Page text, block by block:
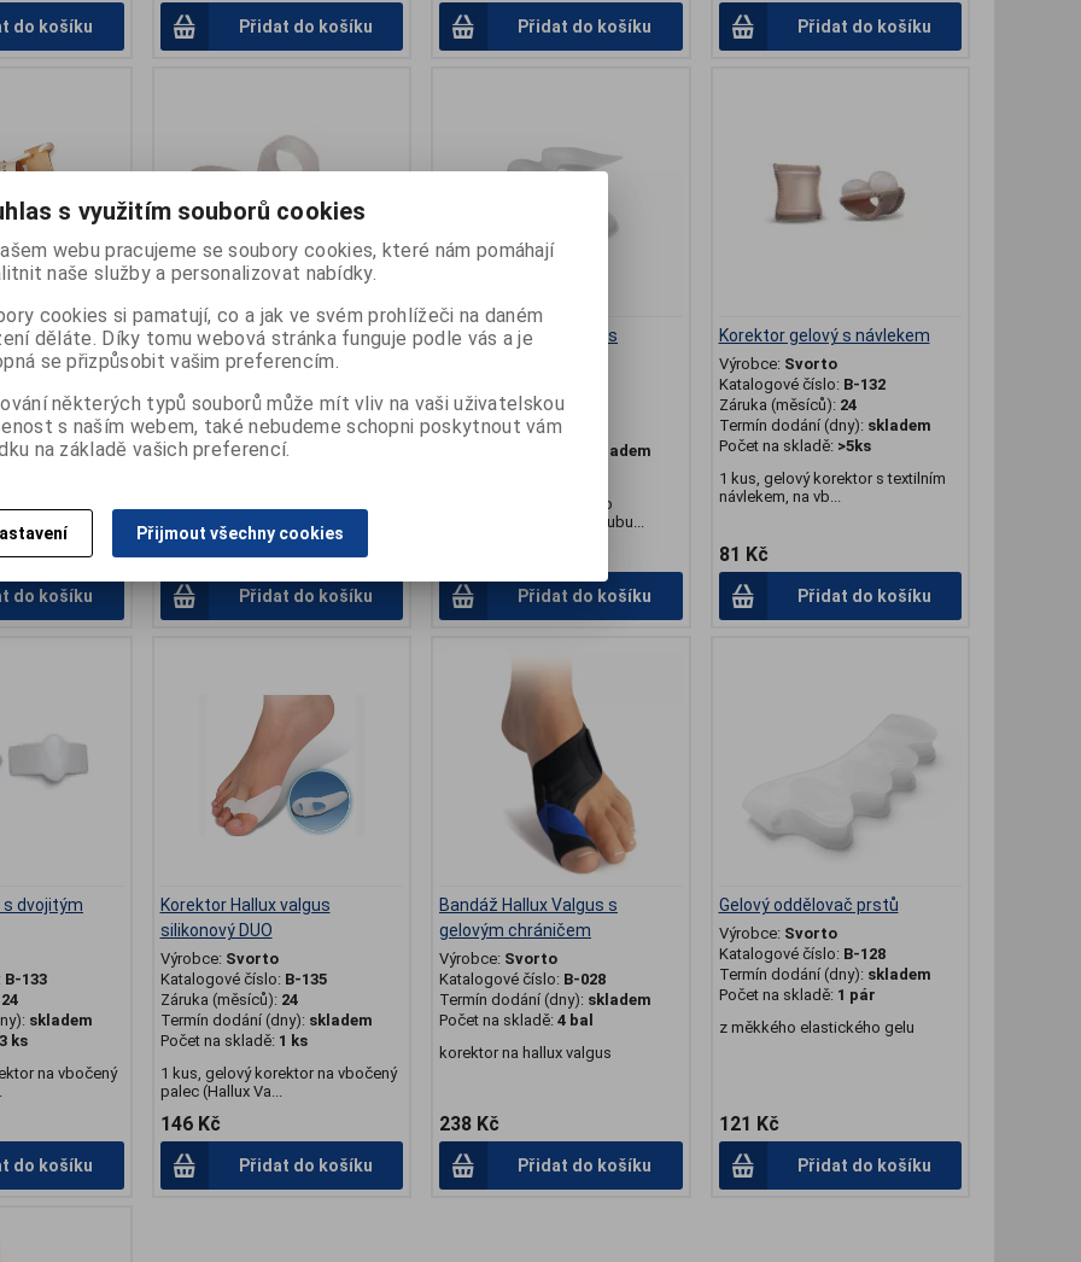
do košíku Přidat do košíku Přidat do košíku Přidat do košíku
S+V
skladem
5 ks
palce
do košíku
Řasa podprstová gelová
Výrobce: Svorto
Záruka (měsíců):24
Termín dodání (dny):skladem
Počet na skladě:>5kus
121 Kč
Přidat do košíku
Korektor palce gelový s
Katalogové číslo:
Záruka (měsíců):24
skladem
kombinace meziprstního
korektoru a chrániče kloubu...
Přidat do košíku
Korektor gelový s návlekem
Výrobce: Svorto
Katalogové číslo: B-132
Záruka (měsíců): 24
Termín dodání (dny): skladem
Počet na skladě: >5ks
1 kus, gelový korektor s textilním
návlekem, na vb...
81 Kč
Přidat do košíku
s dvojitým
B-133
24
skladem
3 ks
na vbočený
do košíku
Korektor Hallux valgus
silikonový DUO
Výrobce: Svorto
Katalogové číslo: B-135
Záruka (měsíců): 24
Termín dodání (dny): skladem
Počet na skladě: 1 ks
1 kus, gelový korektor na vbočený
palec (Hallux Va...
146 Kč
Přidat do košíku
Bandáž Hallux Valgus s
gelovým chráničem
Výrobce: Svorto
Katalogové číslo: B-028
Termín dodání (dny): skladem
Počet na skladě: 4 bal
korektor na hallux valgus
238 Kč
Přidat do košíku
Gelový oddělovač prstů
Výrobce: Svorto
Katalogové číslo: B-128
Termín dodání (dny): skladem
Počet na skladě: 1 pár
z měkkého elastického gelu
121 Kč
Přidat do košíku
s využitím souborů cookies
webu pracujeme se soubory cookies, které nám pomáhají
naše služby a personalizovat nabídky.
cookies si pamatují, co a jak ve svém prohlížeči na daném
děláte. Díky tomu webová stránka funguje podle vás a je
se přizpůsobit vašim preferencím.
některých typů souborů může mít vliv na vaši uživatelskou
s naším webem, také nebudeme schopni poskytnout vám
na základě vašich preferencí.
Přijmout všechny cookies